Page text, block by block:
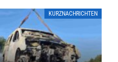
KURZNACHRICHTEN